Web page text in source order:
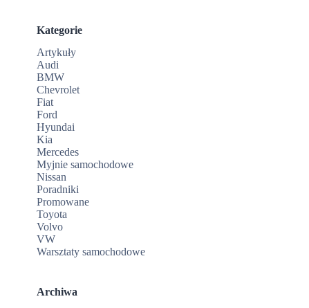
Kategorie
Artykuły
Audi
BMW
Chevrolet
Fiat
Ford
Hyundai
Kia
Mercedes
Myjnie samochodowe
Nissan
Poradniki
Promowane
Toyota
Volvo
VW
Warsztaty samochodowe
Archiwa